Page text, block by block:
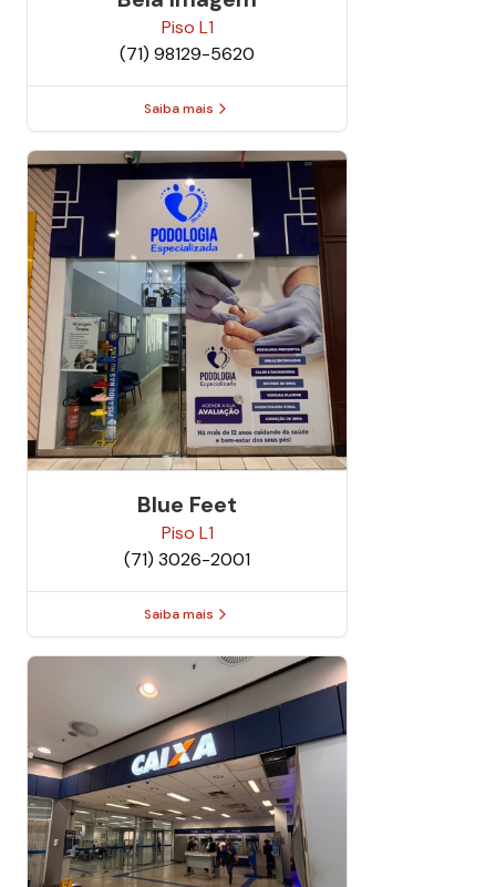
Piso L1
(71) 98129-5620
Saiba mais
Blue Feet
Piso L1
(71) 3026-2001
Saiba mais